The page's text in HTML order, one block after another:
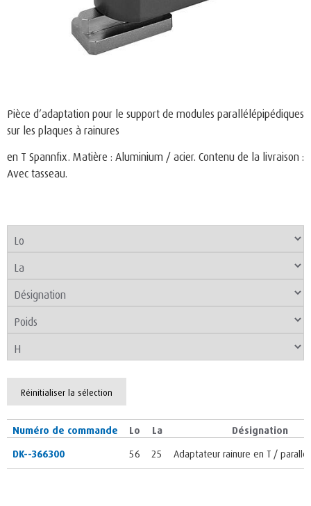
Pièce d’adaptation pour le support de modules parallélépipédiques
sur les plaques à rainures
en T Spannfix. Matière : Aluminium / acier. Contenu de la livraison :
Avec tasseau.
Réinitialiser la sélection
Numéro de commande Lo La
Désignation
DK--366300
56 25 Adaptateur rainure en T /